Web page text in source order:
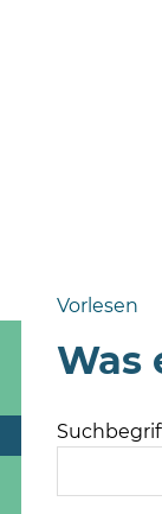
Vorlesen
Was